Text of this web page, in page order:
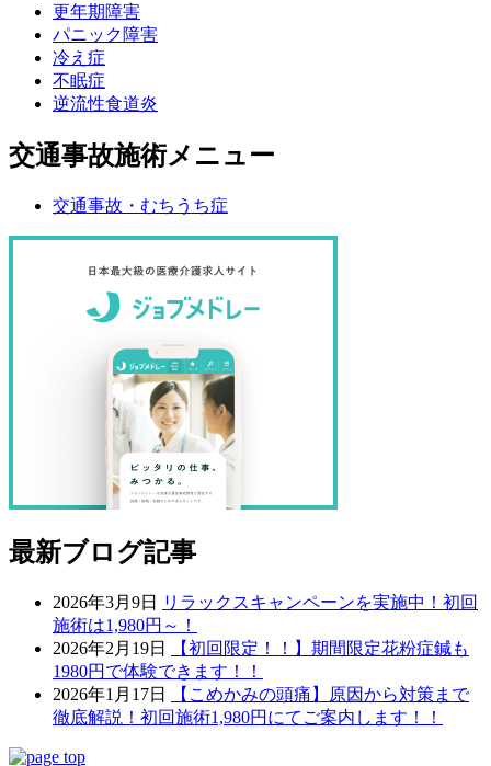
更年期障害
パニック障害
冷え症
不眠症
逆流性食道炎
交通事故施術メニュー
交通事故・むちうち症
最新ブログ記事
2026年3月9日
リラックスキャンペーンを実施中！初回
施術は1,980円～！
2026年2月19日
【初回限定！！】期間限定花粉症鍼も
1980円で体験できます！！
2026年1月17日
【こめかみの頭痛】原因から対策まで
徹底解説！初回施術1,980円にてご案内します！！